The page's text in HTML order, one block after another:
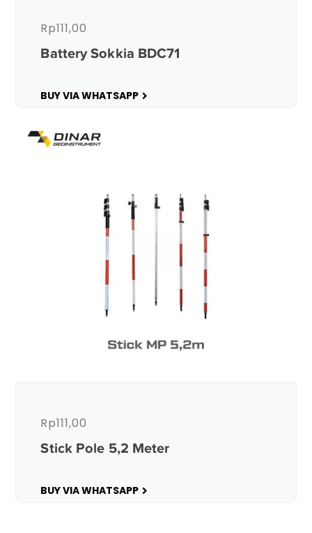
Battery Sokkia BDC71
Rp111,00
BUY VIA WHATSAPP
Stick Pole 5,2 Meter
Rp111,00
BUY VIA WHATSAPP